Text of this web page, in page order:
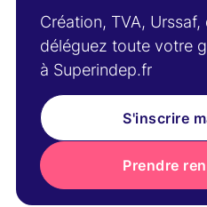
Création, TVA,
déléguez toute votre
à Superindep.fr
S'inscrire
Prendre